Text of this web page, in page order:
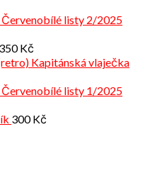
Červenobílé listy 2/2025
350Kč
Kapitánská vlaječka
Červenobílé listy 1/2025
300Kč